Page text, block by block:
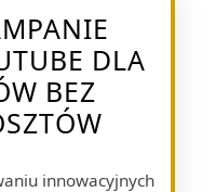
DLA
BEZ
innowacyjnych